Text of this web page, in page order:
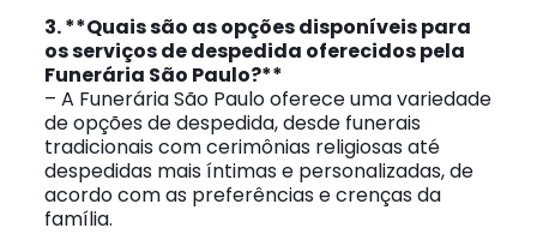
3. **Quais são as opções disponíveis para
os serviços de despedida oferecidos pela
Funerária São Paulo?**
– A Funerária São Paulo oferece uma variedade
de opções de despedida, desde funerais
tradicionais com cerimônias religiosas até
despedidas mais íntimas e personalizadas, de
acordo com as preferências e crenças da
família.